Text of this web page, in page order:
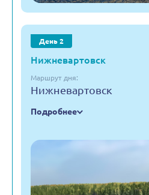
День 2
Нижневартовск
Маршрут дня:
Нижневартовск
Подробнее